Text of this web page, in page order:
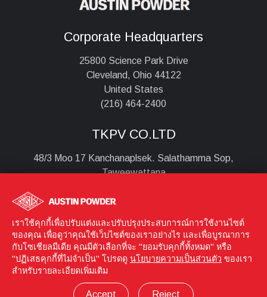
Corporate Headquarters
25800 Science Park Drive
Cleveland, Ohio 44122
United States
(216) 464-2400
TKPV CO.LTD
48/3 Moo 17 Kanchanaplsek. Salathamma Sop,
Taweewattana
Login © 2026 Austin Powder
เราใช้คุกกี้เพื่อปรับแต่งและปรับปรุงประสบการณ์การใช้งานไซต์
ของคุณ เพื่อดูว่าคุณใช้เว็บไซต์ของเราอย่างไร และเพื่อบูรณาการ
กับโซเชียลมีเดีย คุณมีตัวเลือกที่จะ "ยอมรับคุกกี้ทั้งหมด" หรือ
"ปฏิเสธคุกกี้ที่ไม่จำเป็น" โปรดดู นโยบายความเป็นส่วนตัว ของเรา
สำหรับรายละเอียดเพิ่มเติม